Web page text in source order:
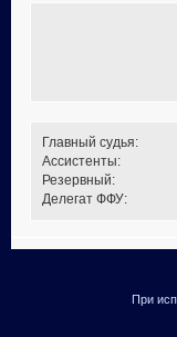
Главный судья:
Ассистенты:
Резервный:
Делегат ФФУ:
При